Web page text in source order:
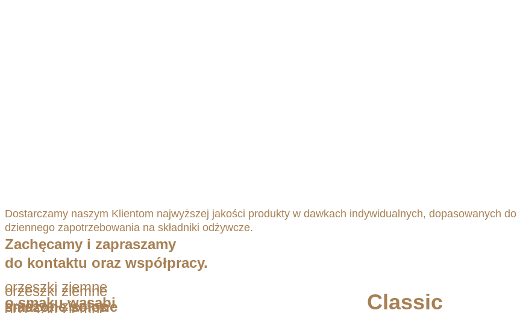
Dostarczamy naszym Klientom najwyższej jakości produkty w dawkach indywidualnych, dopasowanych do
dziennego zapotrzebowania na składniki odżywcze.
Zachęcamy i zapraszamy
do kontaktu oraz współpracy.
Classic
orzeszki ziemne
smażone solone
orzeszki ziemne
o smaku wasabi
orzeszki ziemne